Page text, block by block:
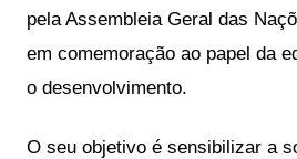
pela Assembleia Geral das
em comemoração ao papel da
o desenvolvimento.
O seu objetivo é sensibilizar a